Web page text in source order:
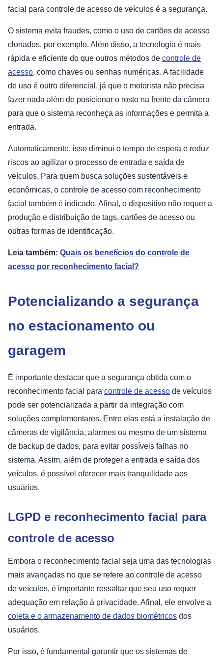
facial para controle de acesso de veículos é a segurança.
O sistema evita fraudes, como o uso de cartões de acesso
clonados, por exemplo. Além disso, a tecnologia é mais
rápida e eficiente do que outros métodos de controle de
acesso, como chaves ou senhas numéricas. A facilidade
de uso é outro diferencial, já que o motorista não precisa
fazer nada além de posicionar o rosto na frente da câmera
para que o sistema reconheça as informações e permita a
entrada.
Automaticamente, isso diminui o tempo de espera e reduz
riscos ao agilizar o processo de entrada e saída de
veículos. Para quem busca soluções sustentáveis e
econômicas, o controle de acesso com reconhecimento
facial também é indicado. Afinal, o dispositivo não requer a
produção e distribuição de tags, cartões de acesso ou
outras formas de identificação.
Leia também: Quais os benefícios do controle de
acesso por reconhecimento facial?
Potencializando a segurança
no estacionamento ou
garagem
É importante destacar que a segurança obtida com o
reconhecimento facial para controle de acesso de veículos
pode ser potencializada a partir da integração com
soluções complementares. Entre elas está a instalação de
câmeras de vigilância, alarmes ou mesmo de um sistema
de backup de dados, para evitar possíveis falhas no
sistema. Assim, além de proteger a entrada e saída dos
veículos, é possível oferecer mais tranquilidade aos
usuários.
LGPD e reconhecimento facial para
controle de acesso
Embora o reconhecimento facial seja uma das tecnologias
mais avançadas no que se refere ao controle de acesso
de veículos, é importante ressaltar que seu uso requer
adequação em relação à privacidade. Afinal, ele envolve a
coleta e o armazenamento de dados biométricos dos
usuários.
Por isso, é fundamental garantir que os sistemas de